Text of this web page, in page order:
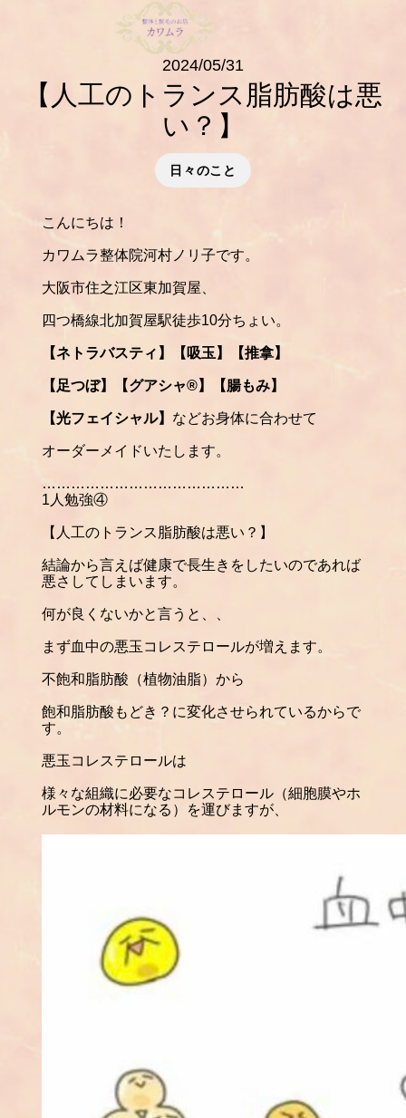
2024/05/31
【人工のトランス脂肪酸は悪
い？】
日々のこと
こんにちは！
カワムラ整体院河村ノリ子です。
大阪市住之江区東加賀屋、
四つ橋線北加賀屋駅徒歩10分ちょい。
【ネトラバスティ】【吸玉】【推拿】
【足つぼ】【グアシャ®️】【腸もみ】
【光フェイシャル】 などお身体に合わせて
オーダーメイドいたします。
……………………………………
1 人勉強④
【人工のトランス脂肪酸は悪い？】
結論から言えば健康で長生きをしたいのであれば
悪さしてしまいます。
何が良くないかと言うと、、
まず血中の悪玉コレステロールが増えます。
不飽和脂肪酸（植物油脂）から
飽和脂肪酸もどき？に変化させられているからで
す。
悪玉コレステロールは
様々な組織に必要なコレステロール（細胞膜やホ
ルモンの材料になる）を運びますが、